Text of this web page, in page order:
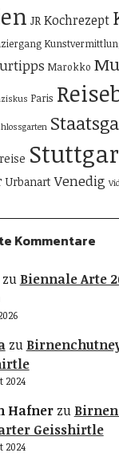
JR Kochrezept
Marokko
Paris
Urbanart Venedig
Kommentare
Biennale Arte
zu
2024
Hafnerzu
Geisshirtle
2024